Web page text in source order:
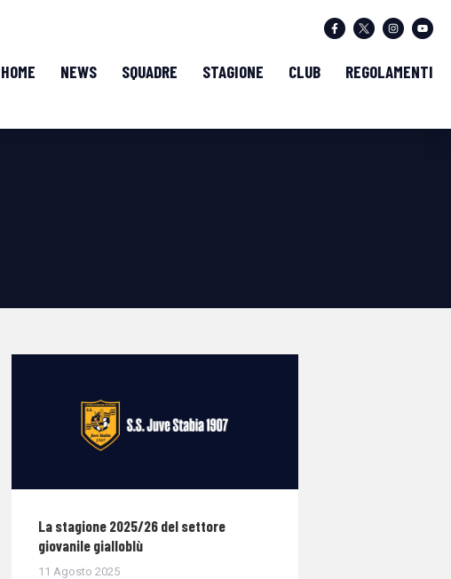
HOME NEWS SQUADRE STAGIONE CLUB REGOLAMENTI
La stagione 2025/26 del settore
giovanile gialloblù
11 Agosto 2025